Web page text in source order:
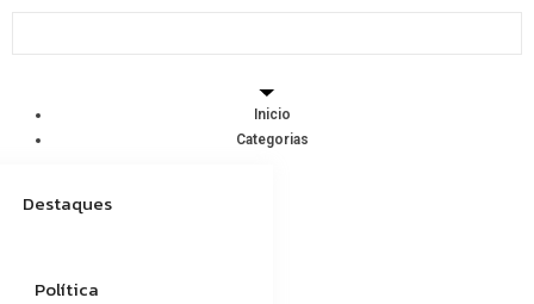
Inicio
Categorias
Destaques
Política